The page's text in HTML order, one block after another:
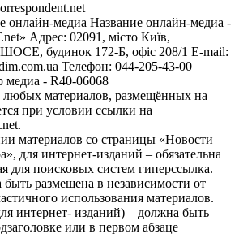
онлайн-медиа Название онлайн-медиа -
Адрес: 02091, місто Київ,
будинок 172-Б, офіс 208/1 E-mail:
Телефон: 044-205-43-00
медиа - R40-06068
любых материалов, размещённых на
при условии ссылки на
материалов со страницы «Новости
для интернет-изданий – обязательна
для поисковых систем гиперссылка.
размещена в независимости от
использования материалов.
интернет- изданий) – должна быть
или в первом абзаце